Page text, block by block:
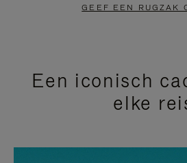
GEEF EEN RUGZAK
Een iconisch
elke